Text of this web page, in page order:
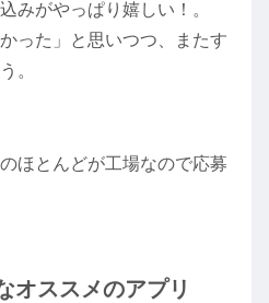
みがやっぱり嬉しい！。
った」と思いつつ、またす
。
ほとんどが工場なので応募
オススメのアプリ